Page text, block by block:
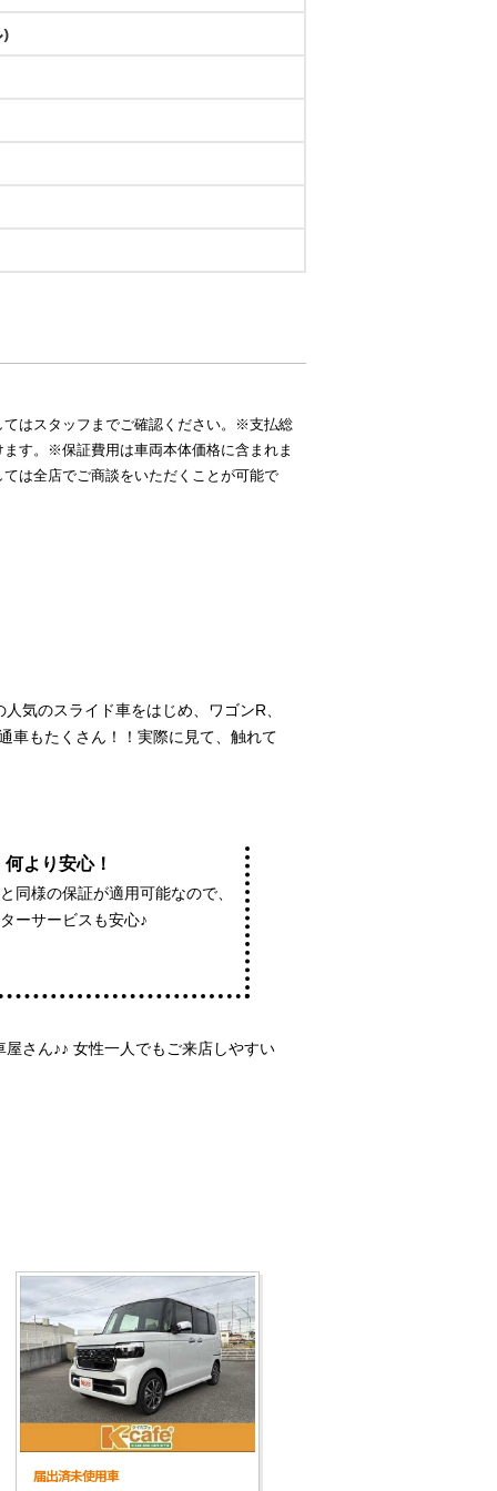
はスタッフまでご確認ください。※支払総
す。※保証費用は車両本体価格に含まれま
は全店でご商談をいただくことが可能で
気のスライド車をはじめ、ワゴンR、
車もたくさん！！実際に見て、触れて
何より安心！
同様の保証が適用可能なので、
ーサービスも安心♪
さん♪♪ 女性一人でもご来店しやすい
届出済未使用車